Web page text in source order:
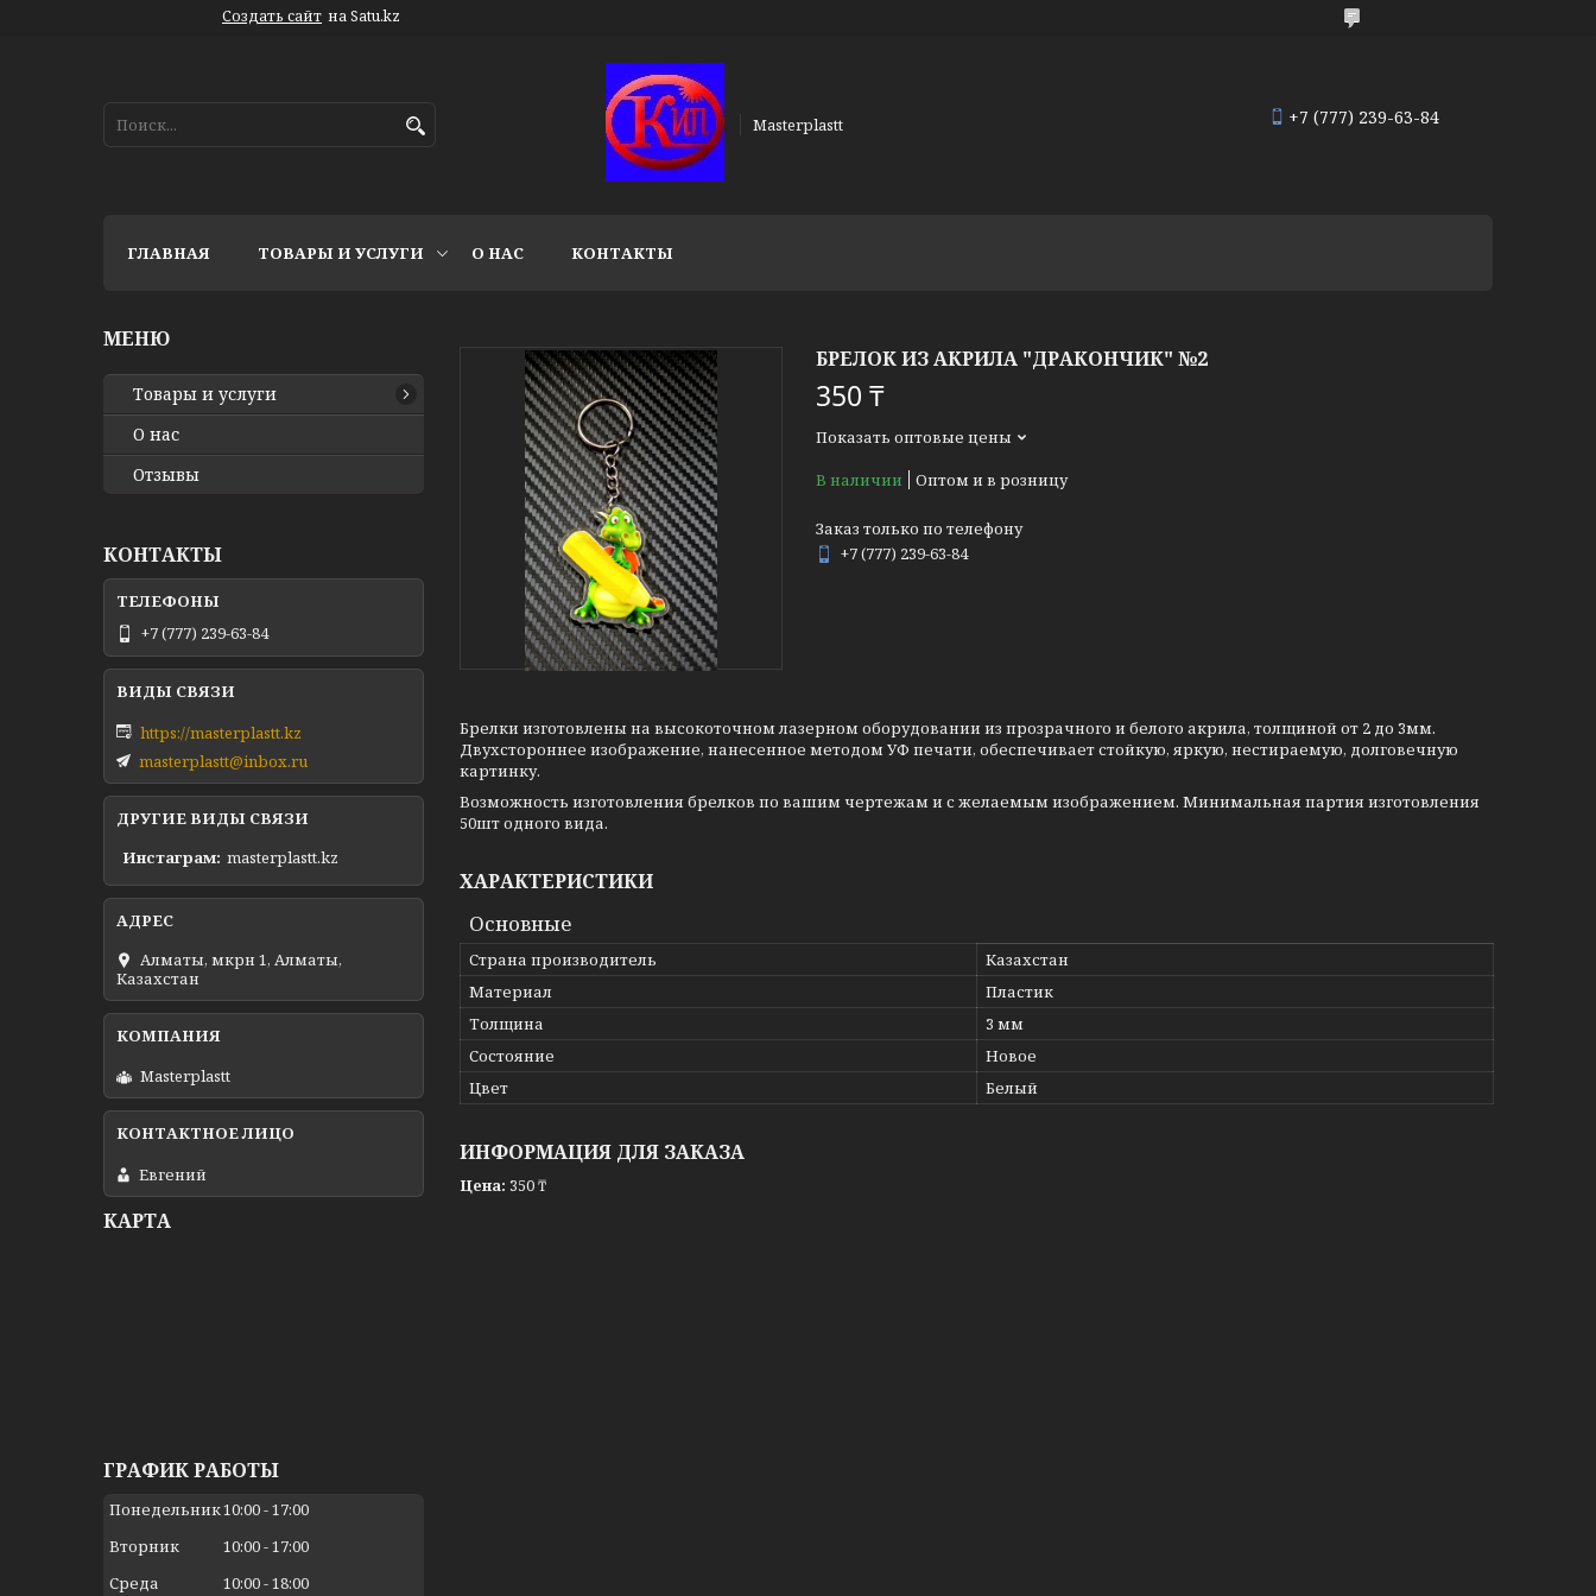
Создать сайт на Satu.kz
Masterplastt +7 (777) 239-63-84
ГЛАВНАЯ ТОВАРЫ И УСЛУГИ О НАС КОНТАКТЫ
БРЕЛОК ИЗ АКРИЛА "ДРАКОНЧИК" №2
350 ₸
Показать оптовые цены
В наличии
Оптом и в розницу
Заказ только по телефону
+7 (777) 239-63-84
Брелки изготовлены на высокоточном лазерном оборудовании из прозрачного и белого акрила, толщиной от 2 до 3мм.
Двухстороннее изображение, нанесенное методом УФ печати, обеспечивает стойкую, яркую, нестираемую, долговечную
картинку.
Возможность изготовления брелков по вашим чертежам и с желаемым изображением. Минимальная партия изготовления
50шт одного вида.
ХАРАКТЕРИСТИКИ
Основные
Страна производитель
Казахстан
Материал
Пластик
Толщина
3 мм
Состояние
Новое
Цвет
Белый
ИНФОРМАЦИЯ ДЛЯ ЗАКАЗА
Цена: 350 ₸
Товары и услуги
О нас
Отзывы
КОНТАКТЫ
+7 (777) 239-63-84
https://masterplastt.kz
masterplastt@inbox.ru
ДРУГИЕ ВИДЫ СВЯЗИ
Инстаграм masterplastt.kz
Алматы, мкрн 1, Алматы,
Казахстан
Masterplastt
Евгений
КАРТА
ГРАФИК РАБОТЫ
Понедельник10:00 17:00
Вторник
10:00 17:00
Среда
10:00 18:00